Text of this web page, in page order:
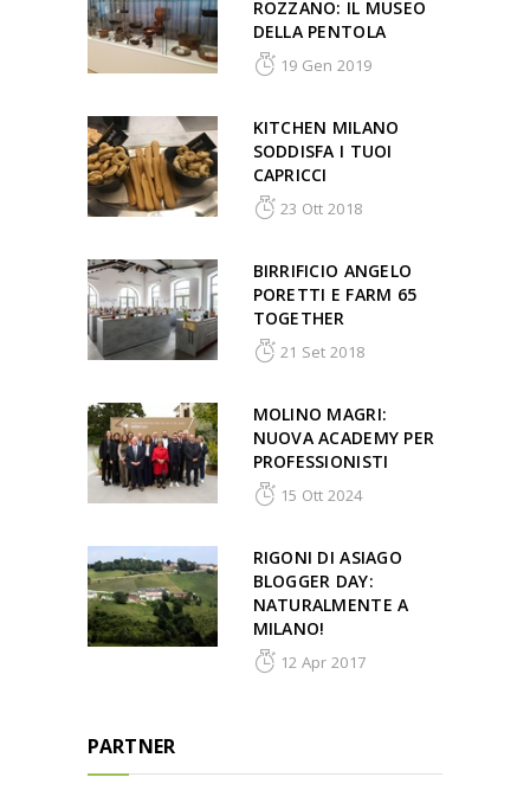
ROZZANO: IL MUSEO
DELLA PENTOLA
19 Gen 2019
KITCHEN MILANO
SODDISFA I TUOI
CAPRICCI
23 Ott 2018
BIRRIFICIO ANGELO
PORETTI E FARM 65
TOGETHER
21 Set 2018
MOLINO MAGRI:
NUOVA ACADEMY PER
PROFESSIONISTI
15 Ott 2024
RIGONI DI ASIAGO
BLOGGER DAY:
NATURALMENTE A
MILANO!
12 Apr 2017
PARTNER